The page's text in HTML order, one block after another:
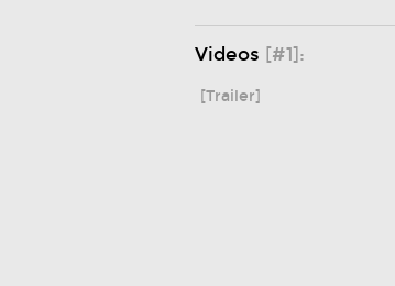
Videos [#1]:
[Trailer]